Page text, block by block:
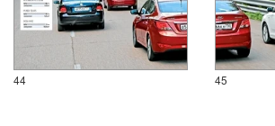
44 45